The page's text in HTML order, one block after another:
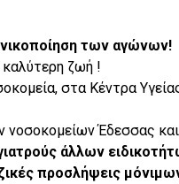
των αγώνων!
καλύτερη ζωή !
στα Κέντρα
Έδεσσας και
άλλων
προσλήψεις